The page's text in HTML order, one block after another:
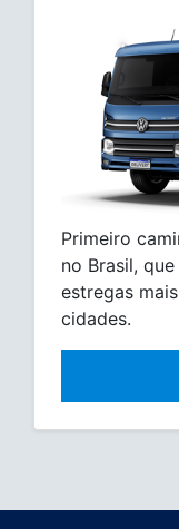
Primeiro
no Brasil,
estregas
cidades.